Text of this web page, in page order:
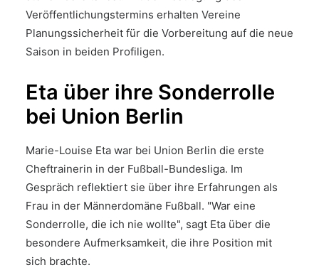
Veröffentlichungstermins erhalten Vereine
Planungssicherheit für die Vorbereitung auf die neue
Saison in beiden Profiligen.
Eta über ihre Sonderrolle
bei Union Berlin
Marie-Louise Eta war bei Union Berlin die erste
Cheftrainerin in der Fußball-Bundesliga. Im
Gespräch reflektiert sie über ihre Erfahrungen als
Frau in der Männerdomäne Fußball. "War eine
Sonderrolle, die ich nie wollte", sagt Eta über die
besondere Aufmerksamkeit, die ihre Position mit
sich brachte.